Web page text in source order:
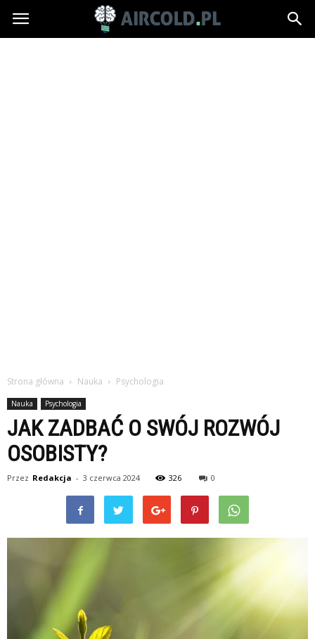
Aircold.pl
Strona główna Nauka Psychologia
Nauka Psychologia
JAK ZADBAĆ O SWÓJ ROZWÓJ
OSOBISTY?
Przez Redakcja - 3 czerwca 2024 326 0